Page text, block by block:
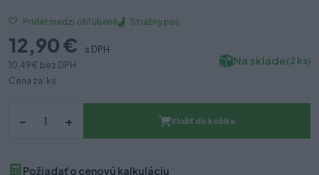
Pridať medzi obľúbené Strážny pes
12,90 €
s DPH
10,49 € bez DPH
Cena za: ks
Na sklade(2 ks)
– + Vložiť do košíka
Požiadať o cenovú kalkuláciu